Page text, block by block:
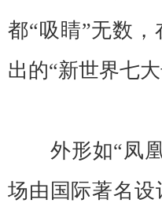
都“吸睛”无数
出的“新世界七
外形如“凤凰
场由国际著名